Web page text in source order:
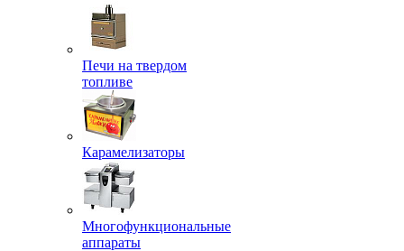
Печи на твердом
топливе
Карамелизаторы
Многофункциональные
аппараты